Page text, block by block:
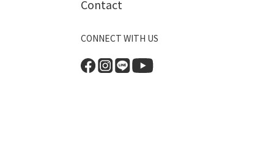
Contact
CONNECT WITH US